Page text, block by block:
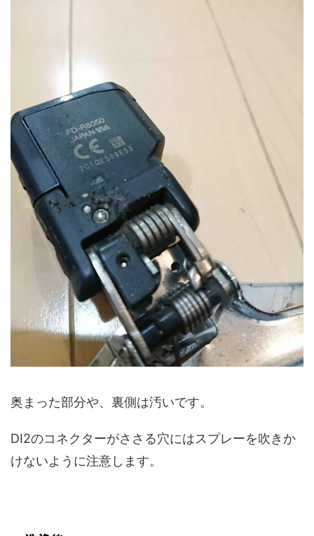
奥まった部分や、裏側は汚いです。
DI2のコネクターがささる穴にはスプレーを吹きか
けないように注意します。